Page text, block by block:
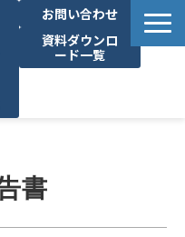
お問い合わせ
資料ダウンロ
ード一覧
書